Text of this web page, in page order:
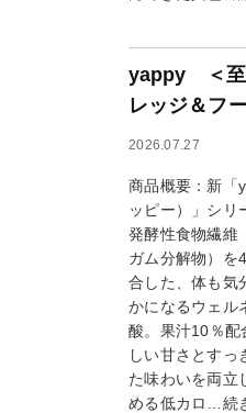
yappy ＜至
レッジ＆フ
2026.07.27
商品概要：新「
ッピー）」シリ
発酵性食物繊維
ガム分解物）を
合した、体も気
かになるウェル
酸。果汁10％配
しい甘さとすっ
た味わいを両立
める低カロ…続